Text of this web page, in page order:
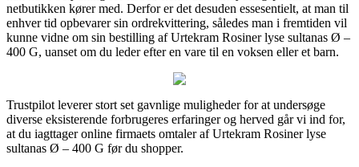
netbutikken kører med. Derfor er det desuden essesentielt, at man til
enhver tid opbevarer sin ordrekvittering, således man i fremtiden vil
kunne vidne om sin bestilling af Urtekram Rosiner lyse sultanas Ø –
400 G, uanset om du leder efter en vare til en voksen eller et barn.
Trustpilot leverer stort set gavnlige muligheder for at undersøge
diverse eksisterende forbrugeres erfaringer og herved går vi ind for,
at du iagttager online firmaets omtaler af Urtekram Rosiner lyse
sultanas Ø – 400 G før du shopper.